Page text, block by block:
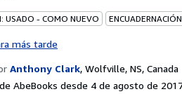
USADO - COMO NUEVO
más tarde
Anthony Clark, Wolfville, NS, Canada
AbeBooks desde 4 de agosto de